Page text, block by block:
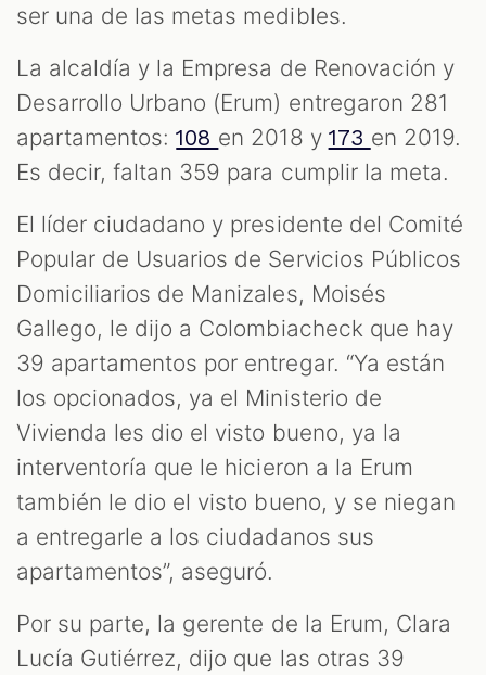
ser una de las metas medibles.
La alcaldía y la Empresa de Renovación y
Desarrollo Urbano (Erum) entregaron 281
apartamentos:108 en 2018 y 173 en 2019.
Es decir, faltan 359 para cumplir la meta.
El líder ciudadano y presidente del Comité
Popular de Usuarios de Servicios Públicos
Domiciliarios de Manizales, Moisés
Gallego, le dijo a Colombiacheck que hay
39 apartamentos por entregar. “Ya están
los opcionados, ya el Ministerio de
Vivienda les dio el visto bueno, ya la
interventoría que le hicieron a la Erum
también le dio el visto bueno, y se niegan
a entregarle a los ciudadanos sus
apartamentos”, aseguró.
Por su parte, la gerente de la Erum, Clara
Lucía Gutiérrez, dijo que las otras 39